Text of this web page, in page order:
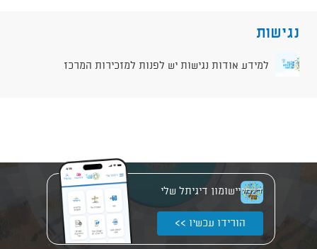
נגישות
למידע אודות נגישות יש לפנות למזכירות המרכז
יישומון דיגיתל שלי
הורידו עכשיו >>